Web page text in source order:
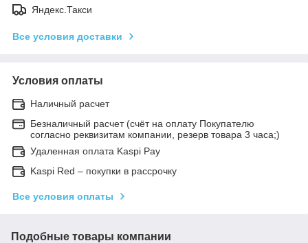
Яндекс.Такси
Все условия доставки
Условия оплаты
Наличный расчет
Безналичный расчет (счёт на оплату Покупателю
согласно реквизитам компании, резерв товара 3 часа;)
Удаленная оплата Kaspi Pay
Kaspi Red – покупки в рассрочку
Все условия оплаты
Подобные товары компании